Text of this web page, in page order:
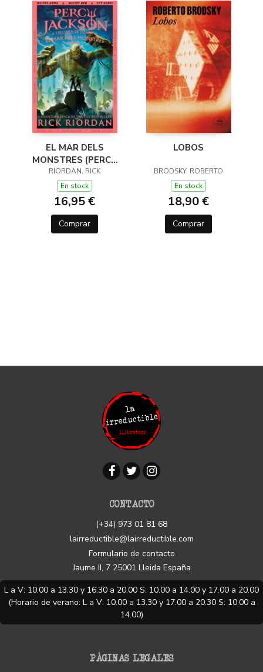
EL MAR DELS
MONSTRES (PERCY
JACKSON I ELS DÉUS
DE L'OLIMP 2)
RIORDAN, RICK
En stock
16,95 €
Comprar
LOBOS
BRODSKY, ROBERTO
En stock
18,90 €
Comprar
CONTACTO
(+34) 973 01 81 68
lairreductible@lairreductible.com
Formulario de contacto
Jaume II, 7 25001 Lleida España
L a V: 10.00 a 13.30 y 16.30 a 20.00 S: 10.00 a 14.00 y 17.00 a 20.00
(Horario de verano: L a V: 10.00 a 13.30 y 17.00 a 20.30 S: 10.00 a
14.00)
PÁGINAS LEGALES